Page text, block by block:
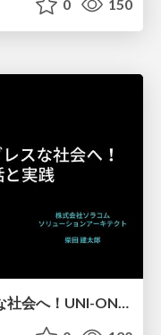
0 150
移動の壁をなくし、ボーダレスな社会へ！UNI-ONE開発秘話と実践【SORACOM Discovery 2026】